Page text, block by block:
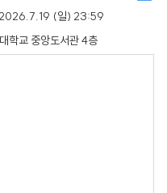
(일) 23:59
학교 중앙도서관 4층